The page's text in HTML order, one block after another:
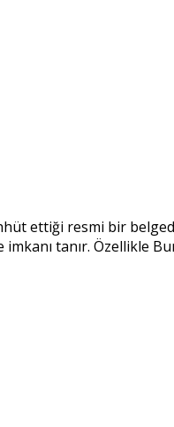
ettiği resmi bir
tanır. Özellikle